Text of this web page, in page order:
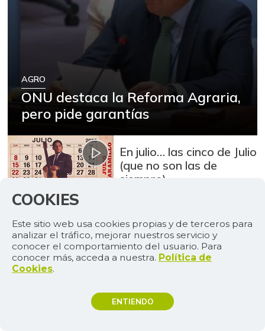
AGRO
ONU destaca la Reforma Agraria,
pero pide garantías
En julio… las cinco de Julio
(que no son las de
siempre)
AUGURA
Colombia también se
cultiva en el campo
contra la aftosa
COOKIES
Este sitio web usa cookies propias y de terceros para
analizar el tráfico, mejorar nuestros servicio y
conocer el comportamiento del usuario. Para
conocer más, acceda a nuestra. Política de
Cookies.
ENTIENDO